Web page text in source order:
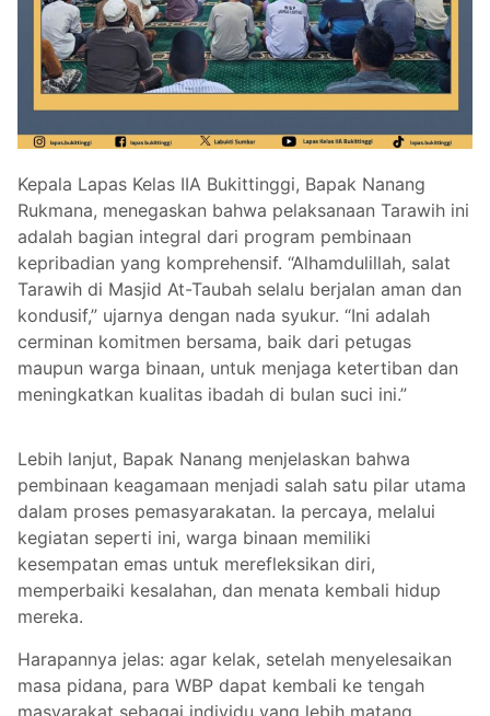
Kepala Lapas Kelas IIA Bukittinggi, Bapak Nanang
Rukmana, menegaskan bahwa pelaksanaan Tarawih ini
adalah bagian integral dari program pembinaan
kepribadian yang komprehensif. “Alhamdulillah, salat
Tarawih di Masjid At-Taubah selalu berjalan aman dan
kondusif,” ujarnya dengan nada syukur. “Ini adalah
cerminan komitmen bersama, baik dari petugas
maupun warga binaan, untuk menjaga ketertiban dan
meningkatkan kualitas ibadah di bulan suci ini.”
Lebih lanjut, Bapak Nanang menjelaskan bahwa
pembinaan keagamaan menjadi salah satu pilar utama
dalam proses pemasyarakatan. Ia percaya, melalui
kegiatan seperti ini, warga binaan memiliki
kesempatan emas untuk merefleksikan diri,
memperbaiki kesalahan, dan menata kembali hidup
mereka.
Harapannya jelas: agar kelak, setelah menyelesaikan
masa pidana, para WBP dapat kembali ke tengah
masyarakat sebagai individu yang lebih matang,